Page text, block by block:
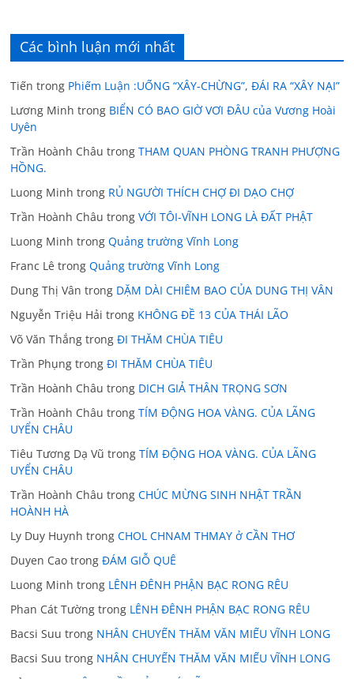
Các bình luận mới nhất
Tiến trong Phiếm Luận :UỐNG “XÂY-CHỪNG”, ĐÁI RA “XÂY NẠI”
Lương Minh trong BIỂN CÓ BAO GIỜ VƠI ĐÂU của Vương Hoài
Uyên
Trần Hoành Châu trongTHAM QUAN PHÒNG TRANH PHƯỢNG
HỒNG.
Luong Minh trong RỦ NGƯỜI THÍCH CHỢ ĐI DẠO CHỢ
Trần Hoành Châu trongVỚI TÔI-VĨNH LONG LÀ ĐẤT PHẬT
Luong Minh trongQuảng trường Vĩnh Long
Franc Lê trongQuảng trường Vĩnh Long
Dung Thị Vân trong DẶM DÀI CHIÊM BAO CỦA DUNG THỊ VÂN
Nguyễn Triệu Hải trong KHÔNG ĐỀ 13 CỦA THÁI LÃO
Võ Văn Thắng trongĐI THĂM CHÙA TIÊU
Trần Phụng trongĐI THĂM CHÙA TIÊU
Trần Hoành Châu trong DICH GIẢ THÂN TRỌNG SƠN
Trần Hoành Châu trongTÍM ĐỘNG HOA VÀNG. CỦA LÃNG
UYỂN CHÂU
Tiêu Tương Dạ Vũ trongTÍM ĐỘNG HOA VÀNG. CỦA LÃNG
UYỂN CHÂU
Trần Hoành Châu trongCHÚC MỪNG SINH NHẬT TRẦN
HOÀNH HÀ
Ly Duy Huynh trongCHOL CHNAM THMAY ở CẦN THƠ
Duyen Cao trongĐÁM GIỖ QUÊ
Luong Minh trong LÊNH ĐÊNH PHẬN BẠC RONG RÊU
Phan Cát Tường trong LÊNH ĐÊNH PHẬN BẠC RONG RÊU
Bacsi Suu trong NHÂN CHUYẾN THĂM VĂN MIẾU VĨNH LONG
Bacsi Suu trong NHÂN CHUYẾN THĂM VĂN MIẾU VĨNH LONG